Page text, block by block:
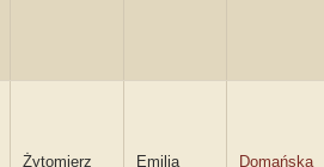
Żytomierz Emilia Domańska